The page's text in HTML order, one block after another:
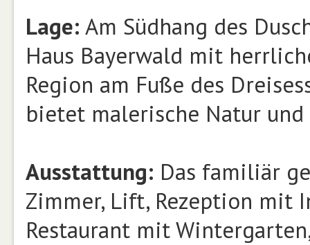
Lage: Am Südhang des
Haus Bayerwald mit
Region am Fuße des
bietet malerische Natur
Ausstattung: Das familiär
Zimmer, Lift, Rezeption mit
Restaurant mit